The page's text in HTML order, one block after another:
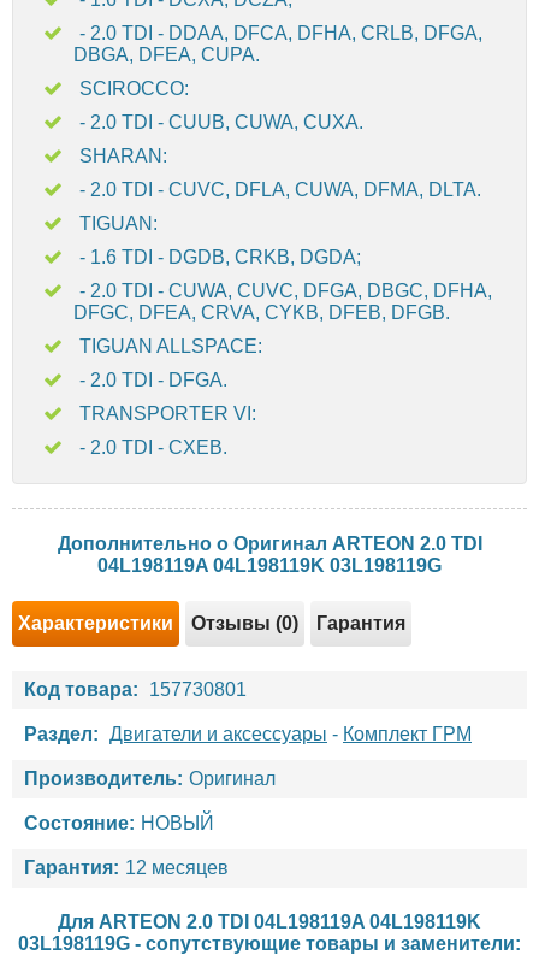
- 2.0 TDI - DDAA, DFCA, DFHA, CRLB, DFGA,
DBGA, DFEA, CUPA.
SCIROCCO:
- 2.0 TDI - CUUB, CUWA, CUXA.
SHARAN:
- 2.0 TDI - CUVC, DFLA, CUWA, DFMA, DLTA.
TIGUAN:
- 1.6 TDI - DGDB, CRKB, DGDA;
- 2.0 TDI - CUWA, CUVC, DFGA, DBGC, DFHA,
DFGC, DFEA, CRVA, CYKB, DFEB, DFGB.
TIGUAN ALLSPACE:
- 2.0 TDI - DFGA.
TRANSPORTER VI:
- 2.0 TDI - CXEB.
Дополнительно о Оригинал ARTEON 2.0 TDI
04L198119A 04L198119K 03L198119G
Характеристики Отзывы (0) Гарантия
Код товара: 157730801
Раздел: Двигатели и аксессуары - Комплект ГРМ
Производитель: Оригинал
Состояние: НОВЫЙ
Гарантия: 12 месяцев
Для ARTEON 2.0 TDI 04L198119A 04L198119K
03L198119G - сопутствующие товары и заменители: